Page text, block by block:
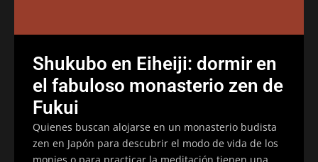
Shukubo en Eiheiji: dormir en
el fabuloso monasterio zen de
Fukui
Quienes buscan alojarse en un monasterio budista
zen en Japón para descubrir el modo de vida de los